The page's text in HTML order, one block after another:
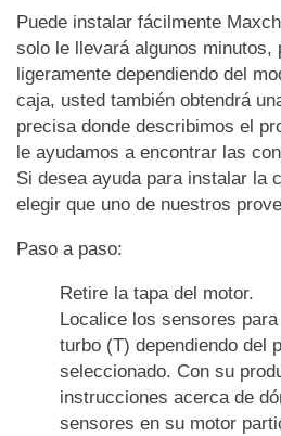
Puede instalar fácilmente
solo le llevará algunos minutos,
ligeramente dependiendo del
caja, usted también obtendrá
precisa donde describimos el
le ayudamos a encontrar las
Si desea ayuda para instalar la
elegir que uno de nuestros
Paso a paso:
Retire la tapa del motor.
Localice los sensores
turbo (T) dependiendo del
seleccionado. Con su
instrucciones acerca de
sensores en su motor